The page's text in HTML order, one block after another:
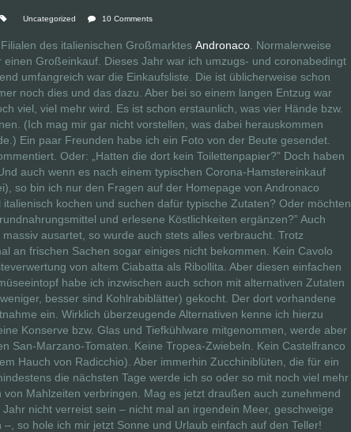
Uncategorized 10 Comments
des italienischen Großmarktes Andronaco . Normalerweise
Großeinkauf. Dieses Jahr war ich umzugs- und coronabedingt
umfangreich war die Einkaufsliste. Die ist üblicherweise schon
noch dies und das dazu. Aber bei so einem langen Entzug war
viel, viel mehr wird. Es ist schon erstaunlich, was vier Hände bzw.
(Ich mag mir gar nicht vorstellen, was dabei herauskommen
Ein paar Freunden habe ich ein Foto von der Beute gesendet.
Oder: „Hatten die dort kein Toilettenpapier?” Doch haben
auch wenn es nach einem typischen Corona-Hamstereinkauf
so bin ich nur den Fragen auf der Homepage von Andronaco
kochen und suchen dafür typische Zutaten? Oder möchten
und erlesene Köstlichkeiten ergänzen?” Auch
ausartet, so wurde auch stets alles verbraucht. Trotz
an frischen Sachen sogar einiges nicht bekommen. Kein Cavolo
von altem Ciabatta als Ribollita. Aber diesen einfachen
habe ich inzwischen auch schon mit alternativen Zutaten
besser sind Kohlrabiblätter) gekocht. Der dort vorhandene
ein. Wirklich überzeugende Alternativen kenne ich hierzu
Konserve bzw. Glas und Tiefkühlware mitgenommen, werde aber
San-Marzano-Tomaten. Keine Tropea-Zwiebeln. Kein Castelfranco
Hauch von Radicchio). Aber immerhin Zucchiniblüten, die für ein
die nächsten Tage werde ich so oder so mit noch viel mehr
Mahlzeiten verbringen. Mag es jetzt draußen auch zunehmend
nicht verreist sein – nicht mal an irgendein Meer, geschweige
so hole ich mir jetzt Sonne und Urlaub einfach auf den Teller!